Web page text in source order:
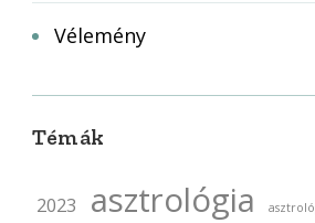
Vélemény
Témák
2023 asztrológia